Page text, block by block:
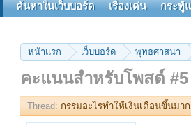
หน้าแรก เว็บบอร์ด พุทธศาสนา
คะแนนสำหรับโพสต์ #5
Thread: กรรมอะไรทำให้เงินเดือนขึ้นมาก
ค้นหาในเว็บบอร์ด เรื่องเด่น กระทู้